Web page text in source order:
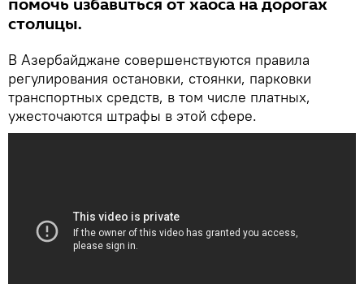
помочь избавиться от хаоса на дорогах
столицы.
В Азербайджане совершенствуются правила
регулирования остановки, стоянки, парковки
транспортных средств, в том числе платных,
ужесточаются штрафы в этой сфере.